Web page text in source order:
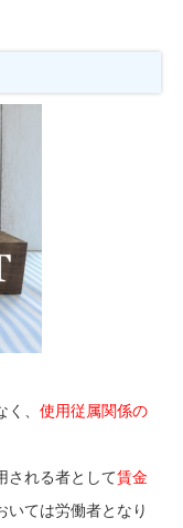
く、使用従属関係の
される者として賃金
いては労働者となり